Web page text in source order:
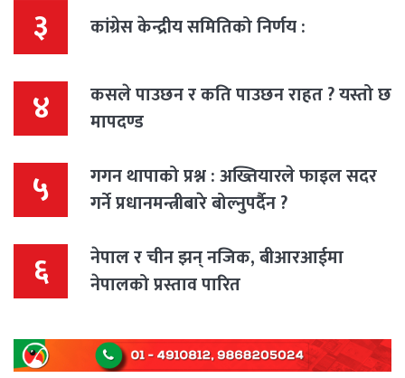
३ कांग्रेस केन्द्रीय समितिको निर्णय :
४
कसले पाउछन र कति पाउछन राहत ? यस्तो छ
मापदण्ड
५
गगन थापाको प्रश्न : अख्तियारले फाइल सदर
गर्ने प्रधानमन्त्रीबारे बोल्नुपर्दैन ?
६
नेपाल र चीन झन् नजिक, बीआरआईमा
नेपालको प्रस्ताव पारित